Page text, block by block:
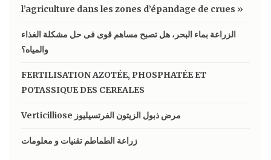
l’agriculture dans les zones d’épandage de crues »
الزراعة بماء البحر، هل تصبح مساهم قوى فى حل مشكلة الغذاء
والمياه؟
FERTILISATION AZOTÉE, PHOSPHATÉE ET
POTASSIQUE DES CEREALES
Verticilliose مرض ذبول الزيتون الفرتسيليوز
زراعة الطماطم تقنيات و معلومات